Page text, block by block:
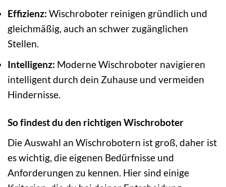
Effizienz: Wischroboter reinigen gründlich und
gleichmäßig, auch an schwer zugänglichen
Stellen.
Intelligenz: Moderne Wischroboter navigieren
intelligent durch dein Zuhause und vermeiden
Hindernisse.
So findest du den richtigen Wischroboter
Die Auswahl an Wischrobotern ist groß, daher ist
es wichtig, die eigenen Bedürfnisse und
Anforderungen zu kennen. Hier sind einige